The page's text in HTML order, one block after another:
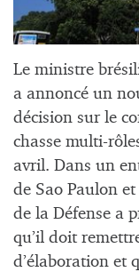
Le ministre
a annoncé un
décision sur le
chasse multi-
avril. Dans un
de Sao Paulon
de la Défense a
qu’il doit
d’élaboration et